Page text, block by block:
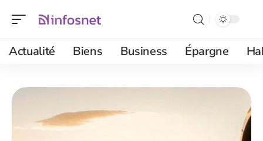
Actualité Biens Business Épargne